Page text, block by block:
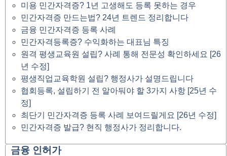
미용 민간자격증? 1년 고생해도 등록 못하는 경우
민간자격증 만드는법? 24년 트렌드 정리합니다
금융 민간자격증 등록 사례
민간자격등록증? 수익화하는 대표님 특징
원격 평생교육원 설립? 사례 통해 전문성 확인하세요 [26
년 수정]
평생직업교육학원 설립? 행정사가 설명드립니다
협회등록, 설립하기 전 알아둬야 할 3가지 사항 [25년 수
정]
최단기 민간자격증 등록 사례 보여드릴게요 [26년 수정]
민간자격증 발급? 현직 행정사가 정리합니다.
금융 인허가